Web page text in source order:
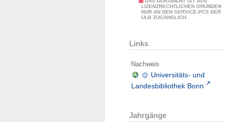
LIZENZRECHTLICHEN GRÜNDEN
NUR AN DEN SERVICE-PCS DER
ULB ZUGÄNGLICH.
Links
Nachweis
Universitäts- und
Landesbibliothek Bonn
Jahrgänge